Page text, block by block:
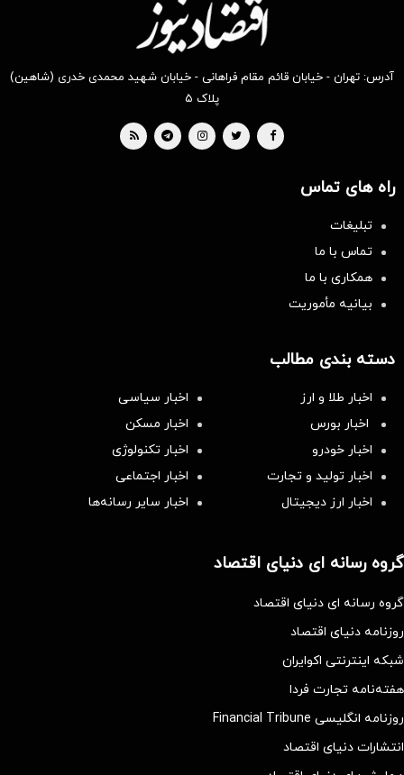
آدرس: تهران - خیابان قائم مقام فراهانی - خیابان شهید محمدی خدری (شاهین)
پلاک ۵
راه های تماس
تبلیغات
تماس با ما
همکاری با ما
بیانیه مأموریت
دسته بندی مطالب
اخبار طلا و ارز
اخبار سیاسی
اخبار بورس
اخبار مسکن
اخبار خودرو
اخبار تکنولوژی
اخبار تولید و تجارت
اخبار اجتماعی
اخبار ارز دیجیتال
اخبار سایر رسانه‌‌ها
گروه رسانه ای دنیای اقتصاد
گروه رسانه ای دنیای اقتصاد
روزنامه دنیای اقتصاد
شبکه اینترنتی اکوایران
هفته‌نامه تجارت فردا
روزنامه انگلیسی Financial Tribune
انتشارات دنیای اقتصاد